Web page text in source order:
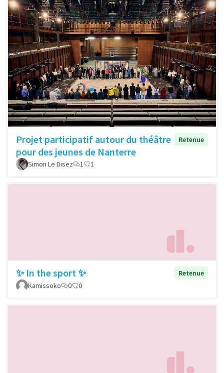
Projet participatif autour du théâtre
pour des jeunes de Nanterre
Retenue
Simon Le Disez 1 1
✨ In the sport ✨
Retenue
Kamissoko
0 0